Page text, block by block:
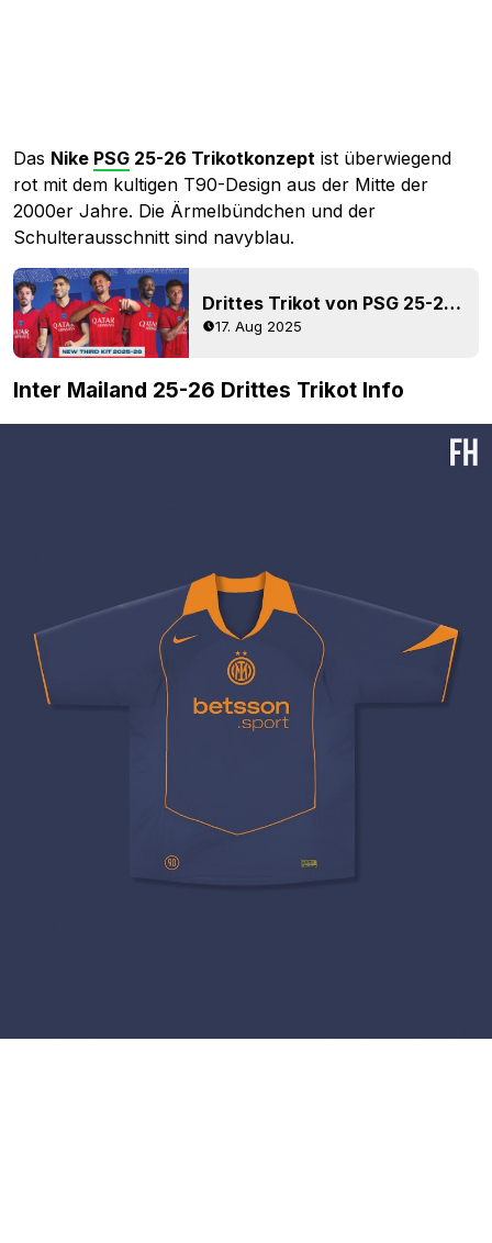
Das Nike PSG 25-26 Trikotkonzept ist überwiegend
rot mit dem kultigen T90-Design aus der Mitte der
2000er Jahre. Die Ärmelbündchen und der
Schulterausschnitt sind navyblau.
Drittes Trikot von PSG 25-26 veröffentlicht
17. Aug 2025
Inter Mailand 25-26 Drittes Trikot Info